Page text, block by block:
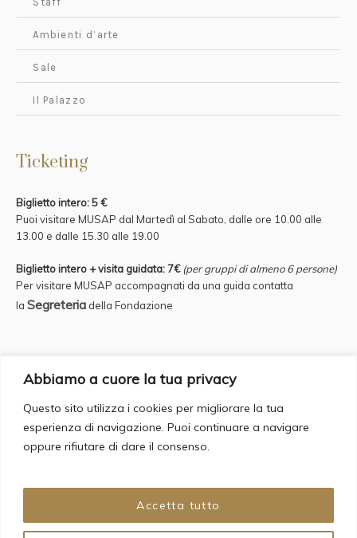
Abbiamo a cuore la tua privacy
Questo sito utilizza i cookies per migliorare la tua
esperienza di navigazione. Puoi continuare a navigare
oppure rifiutare di dare il consenso.
Accetta tutto
Ambienti d’arte
Sale
Il Palazzo
Ticketing
Biglietto intero: 5 €
Puoi visitare MUSAP dal Martedì al Sabato, dalle ore 10.00 alle
13.00 e dalle 15.30 alle 19.00
Biglietto intero + visita guidata: 7€ (per gruppi di almeno 6 persone)
Per visitare MUSAP accompagnati da una guida contatta
laSegreteria della Fondazione
Credits
Supervisor: Fulvio Iannucci Account Manager: Francesca Romana
Bergamo
Copywriting & Web Design: Daria Cecere